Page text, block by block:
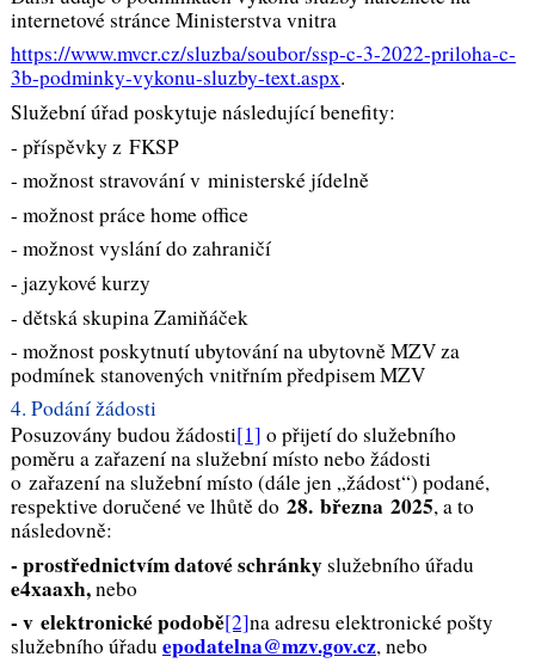
internetové stránce Ministerstva vnitra
https://www.mvcr.cz/sluzba/soubor/ssp-c-3-2022-priloha-c-
3b-podminky-vykonu-sluzby-text.aspx.
Služební úřad poskytuje následující benefity:
- příspěvky z FKSP
- možnost stravování v ministerské jídelně
- možnost práce home office
- možnost vyslání do zahraničí
- jazykové kurzy
- dětská skupina Zamiňáček
- možnost poskytnutí ubytování na ubytovně MZV za
podmínek stanovených vnitřním předpisem MZV
4. Podání žádosti
Posuzovány budou žádosti[1] o přijetí do služebního
poměru a zařazení na služební místo nebo žádosti
o zařazení na služební místo (dále jen „žádost“) podané,
respektive doručené ve lhůtě do 28. března 2025, a to
následovně:
- prostřednictvím datové schránkyslužebního úřadu
e4xaaxh,nebo
- v elektronické podobě[2]na adresu elektronické pošty
služebního úřadu epodatelna@mzv.gov.cz, nebo